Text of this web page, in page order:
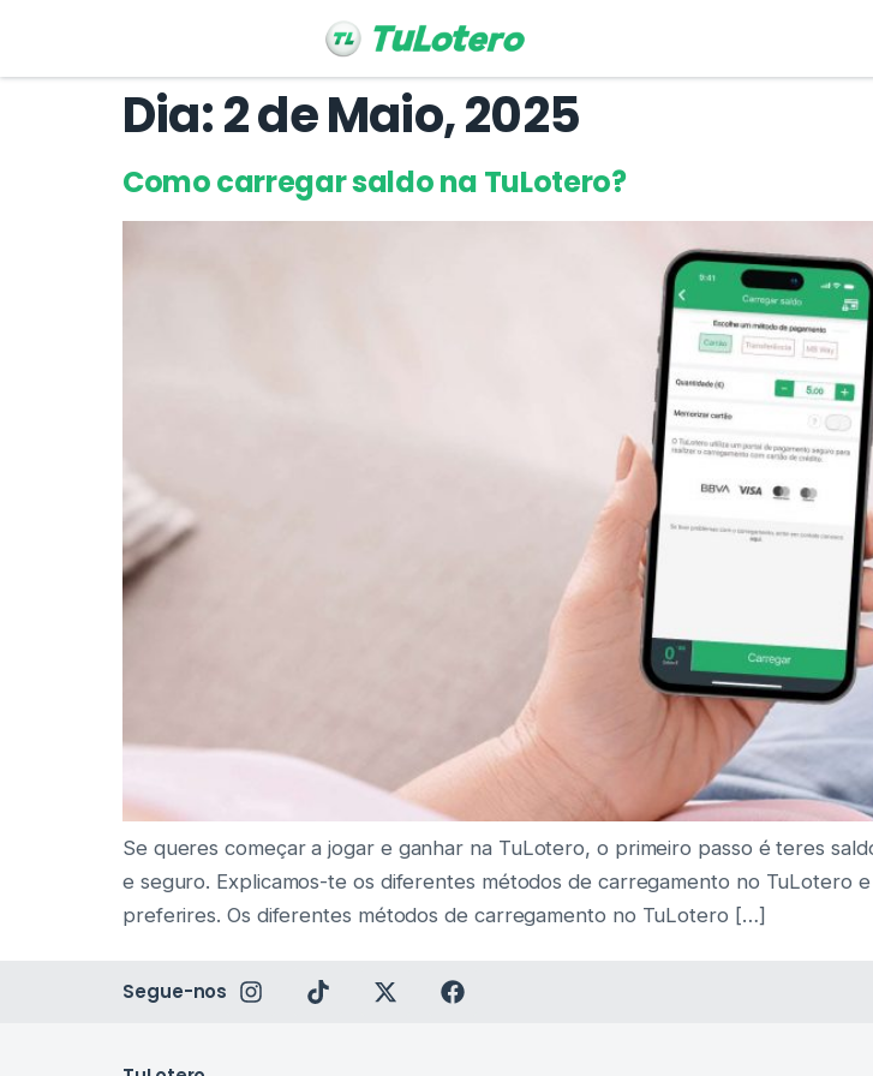
Dia:2 de Maio, 2025
Como carregar saldo na TuLotero?
Se queres começar a jogar e ganhar na TuLotero, o primeiro passo é teres
e seguro. Explicamos-te os diferentes métodos de carregamento no TuLotero
preferires. Os diferentes métodos de carregamento no TuLotero […]
Segue-nos